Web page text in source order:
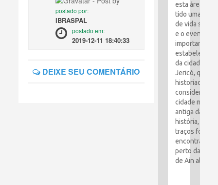
postado por:
IBRASPAL
postado em:
2019-12-11 18:40:33
DEIXE SEU COMENTÁRIO
esta área tem
tido uma
de vida
e o evento
importante
da cidade de
Jericó, que os
historiadores
consideram a
cidade mais
antiga da
história, seus
traços foram
encontrados
perto da
de Ain al-